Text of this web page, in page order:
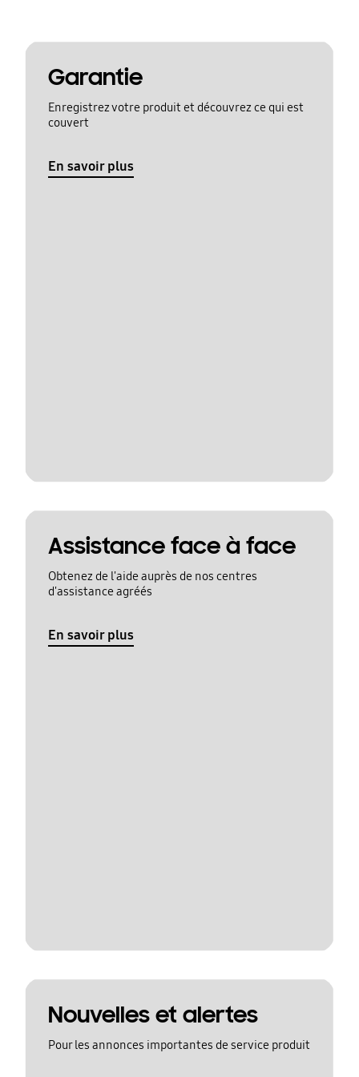
Garantie
Enregistrez votre produit et découvrez ce qui est
couvert
En savoir plus
Assistance face à face
Obtenez de l'aide auprès de nos centres
d'assistance agréés
En savoir plus
Nouvelles et alertes
Pour les annonces importantes de service produit